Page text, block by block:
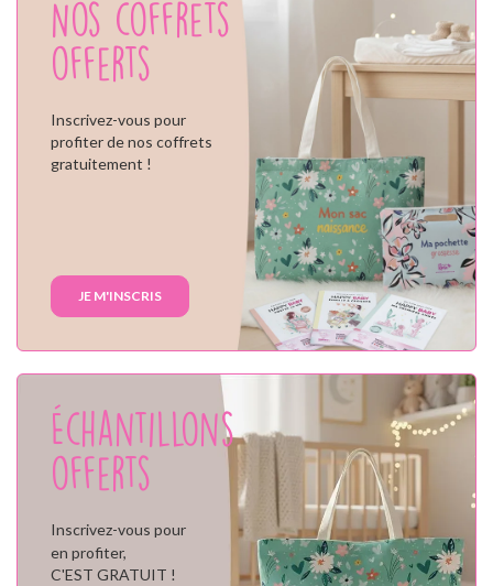
Nos coffrets
offerts
Inscrivez-vous pour
profiter de nos coffrets
gratuitement !
JE M'INSCRIS
Échantillons
offerts
Inscrivez-vous pour
en profiter,
C'EST GRATUIT !